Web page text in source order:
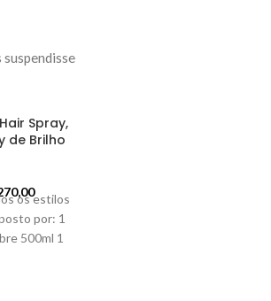
Spray,
de Brilho
os estilos
por: 1
500ml 1